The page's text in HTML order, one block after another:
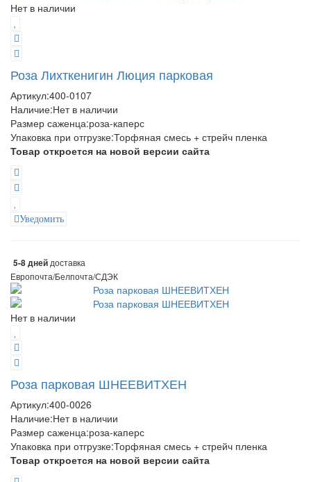
Нет в наличии
Роза Лихткенигин Люция парковая
Артикул:400-0107
Наличие:Нет в наличии
Размер саженца:роза-каперс
Упаковка при отгрузке:Торфяная смесь + стрейч пленка
Товар откроется на новой версии сайта
Уведомить
5-8 дней доставка
Европочта/Белпочта/СДЭК
Нет в наличии
Роза парковая ШНЕЕВИТХЕН
Артикул:400-0026
Наличие:Нет в наличии
Размер саженца:роза-каперс
Упаковка при отгрузке:Торфяная смесь + стрейч пленка
Товар откроется на новой версии сайта